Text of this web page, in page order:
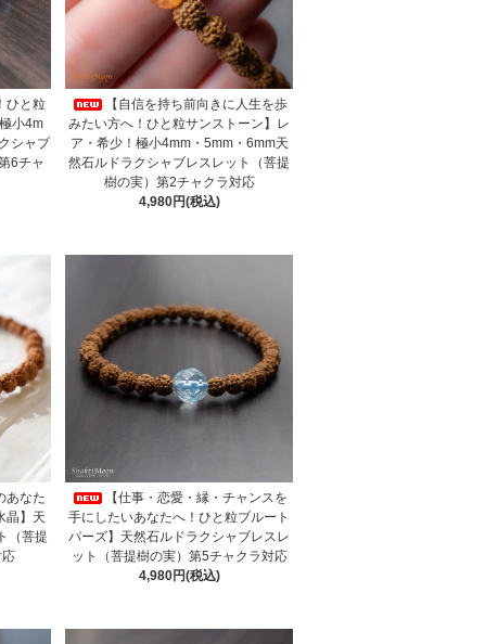
ひと粒
小4m
シャブ
6チャ
【自信を持ち前向きに人生を歩
みたい方へ！ひと粒サンストーン】レ
ア・希少！極小4mm・5mm・6mm天
然石ルドラクシャブレスレット（菩提
樹の実）第2チャクラ対応
4,980円(税込)
あなた
晶】天
（菩提
【仕事・恋愛・縁・チャンスを
手にしたいあなたへ！ひと粒ブルート
パーズ】天然石ルドラクシャブレスレ
ット（菩提樹の実）第5チャクラ対応
4,980円(税込)